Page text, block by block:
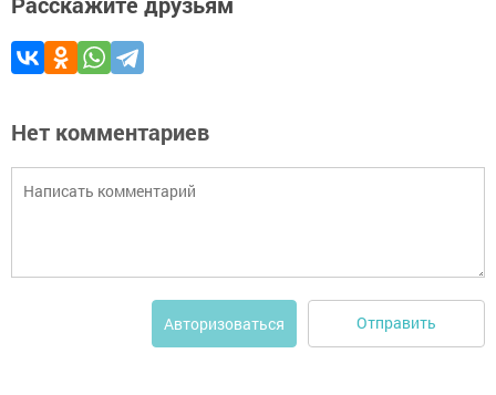
Нет комментариев
Авторизоваться Отправить